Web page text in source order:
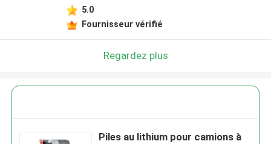
5.0
Fournisseur vérifié
Regardez plus
Piles au lithium pour camions à